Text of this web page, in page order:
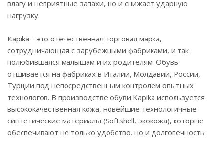
влагу и неприятные запахи, но и снижает ударную
нагрузку.
Kapika - это отечественная торговая марка,
сотрудничающая с зарубежными фабриками, и так
полюбившаяся малышам и их родителям. Обувь
отшивается на фабриках в Италии, Молдавии, России,
Турции под непосредственным контролем опытных
технологов. В производстве обуви Kapika используется
высококачественная кожа, новейшие технологичные
синтетические материалы (Softshell, экокожа), которые
обеспечивают не только удобство, но и долговечность